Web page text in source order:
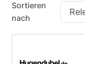
Sortieren
nach